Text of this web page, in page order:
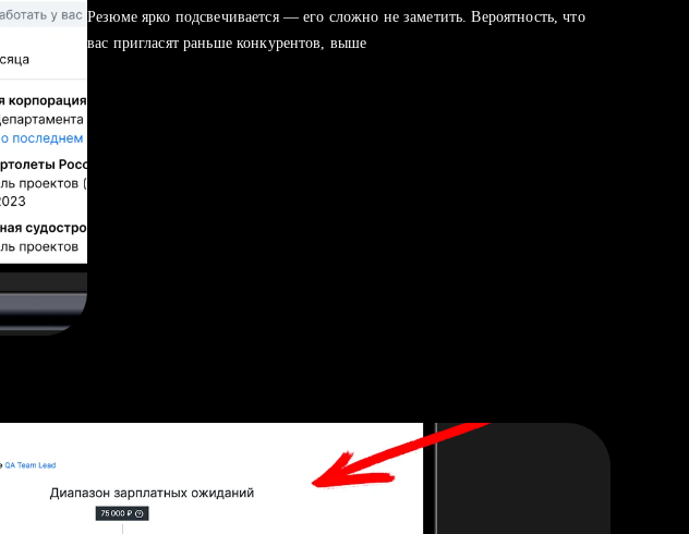
Резюме ярко подсвечивается — его сложно не заметить. Вероятность, что
вас пригласят раньше конкурентов, выше